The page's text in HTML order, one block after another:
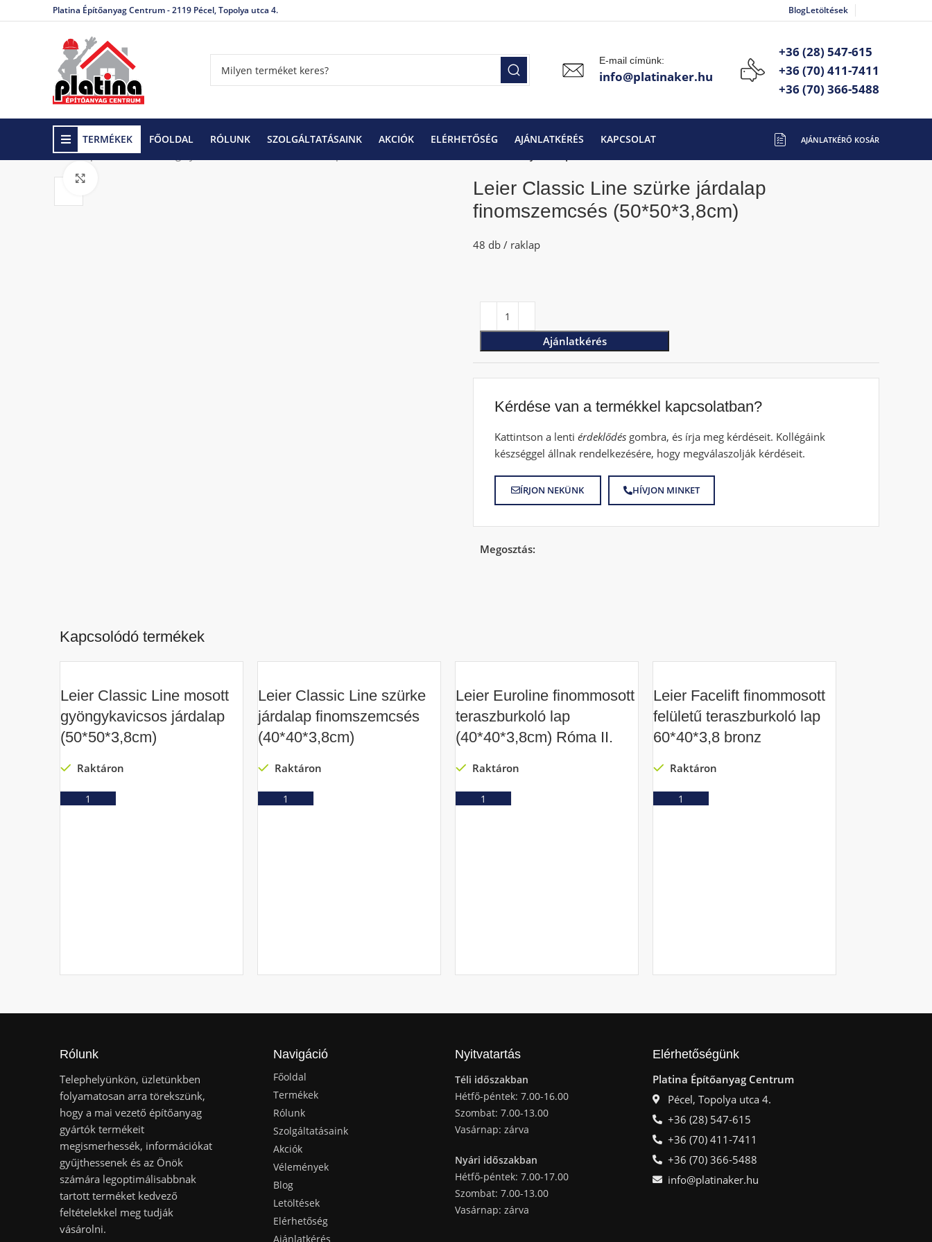
Platina Építőanyag Centrum - 2119 Pécel, Topolya utca 4. BlogLetöltések
E-mail címünk:
info@platinaker.hu
+36 (28) 547-615
+36 (70) 411-7411
+36 (70) 366-5488
TERMÉKEK FŐOLDAL RÓLUNK SZOLGÁLTATÁSAINK AKCIÓK ELÉRHETŐSÉG AJÁNLATKÉRÉS KAPCSOLAT
Kezdőlap Térkövek, szegélykövek
Leier Classic Line szürke járdalap
finomszemcsés (50*50*3,8cm)
48 db / raklap
Ajánlatkérés
Kérdése van a termékkel kapcsolatban?
Kattintson a lenti érdeklődés gombra, és írja meg kérdéseit. Kollégáink
készséggel állnak rendelkezésére, hogy megválaszolják kérdéseit.
ÍRJON NEKÜNK HÍVJON MINKET
Megosztás:
Kapcsolódó termékek
Leier Classic Line mosott
gyöngykavicsos járdalap
(50*50*3,8cm)
Raktáron
Leier Classic Line szürke
járdalap finomszemcsés
(40*40*3,8cm)
Raktáron
Leier Euroline finommosott
teraszburkoló lap
(40*40*3,8cm) Róma II.
Raktáron
Leier Facelift finommosott
felületű teraszburkoló lap
60*40*3,8 bronz
Raktáron
Rólunk
Telephelyünkön, üzletünkben
folyamatosan arra törekszünk,
hogy a mai vezető építőanyag
gyártók termékeit
megismerhessék, információkat
gyűjthessenek és az Önök
számára legoptimálisabbnak
tartott terméket kedvező
feltételekkel meg tudják
vásárolni.
Navigáció
Főoldal
Termékek
Rólunk
Szolgáltatásaink
Akciók
Vélemények
Blog
Letöltések
Elérhetőség
Ajánlatkérés
Nyitvatartás
Téli időszakban
Hétfő-péntek: 7.00-16.00
Szombat: 7.00-13.00
Vasárnap: zárva
Nyári időszakban
Hétfő-péntek: 7.00-17.00
Szombat: 7.00-13.00
Vasárnap: zárva
Elérhetőségünk
Platina Építőanyag Centrum
Pécel, Topolya utca 4.
+36 (28) 547-615
+36 (70) 411-7411
+36 (70) 366-5488
info@platinaker.hu